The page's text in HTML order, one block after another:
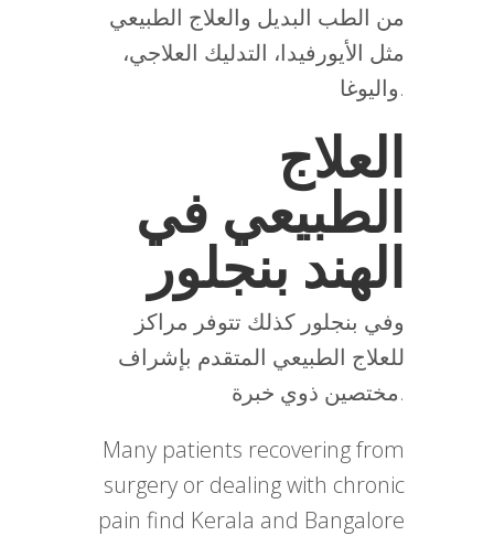
من الطب البديل والعلاج الطبيعي
مثل الأيورفيدا، التدليك العلاجي،
واليوغا.
العلاج
الطبيعي في
الهند بنجلور
وفي بنجلور كذلك تتوفر مراكز
للعلاج الطبيعي المتقدم بإشراف
مختصين ذوي خبرة.
Many patients recovering from
surgery or dealing with chronic
pain find Kerala and Bangalore